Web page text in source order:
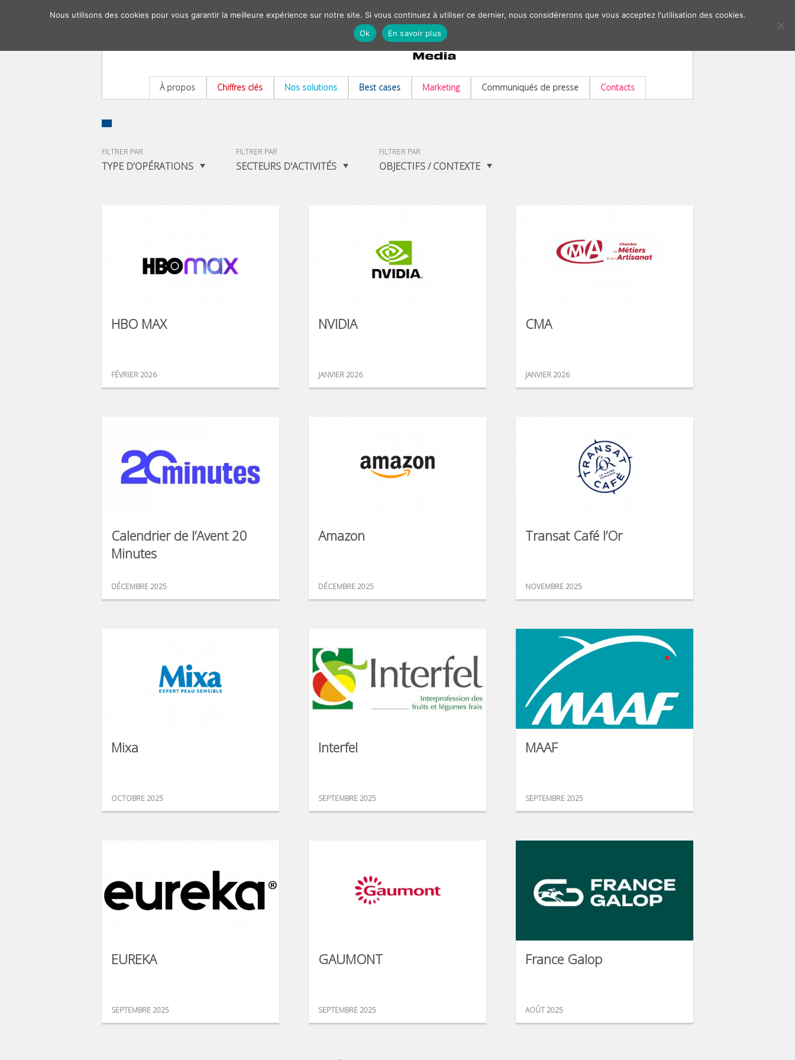
À propos Chiffres clés Nos solutions Best cases Marketing Communiqués de presse Contacts
FILTRER PAR
TYPE D'OPÉRATIONS
FILTRER PAR
SECTEURS D'ACTIVITÉS
FILTRER PAR
OBJECTIFS / CONTEXTE
HBO MAX
FÉVRIER 2026
NVIDIA
JANVIER 2026
CMA
JANVIER 2026
Calendrier de l’Avent 20
Minutes
DÉCEMBRE 2025
Amazon
DÉCEMBRE 2025
Transat Café l’Or
NOVEMBRE 2025
Mixa
OCTOBRE 2025
Interfel
SEPTEMBRE 2025
MAAF
SEPTEMBRE 2025
EUREKA
SEPTEMBRE 2025
GAUMONT
SEPTEMBRE 2025
France Galop
AOÛT 2025
Nous utilisons des cookies pour vous garantir la meilleure expérience sur notre site. Si vous continuez à utiliser ce dernier, nous considérerons que vous acceptez l'utilisation des cookies.
Ok
En savoir plus